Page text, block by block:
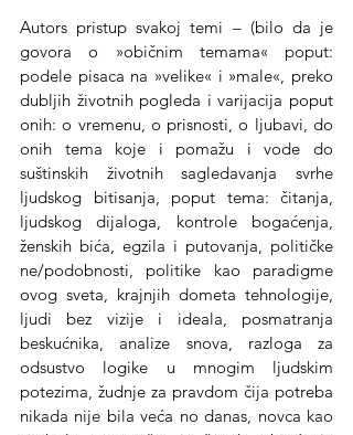
Autors pristup svakoj temi – (bilo da je
govora o »običnim temama« poput:
podele pisaca na »velike« i »male«, preko
dubljih životnih pogleda i varijacija poput
onih: o vremenu, o prisnosti, o ljubavi, do
onih tema koje i pomažu i vode do
suštinskih životnih sagledavanja svrhe
ljudskog bitisanja, poput tema: čitanja,
ljudskog dijaloga, kontrole bogaćenja,
ženskih bića, egzila i putovanja, političke
ne/podobnosti, politike kao paradigme
ovog sveta, krajnjih dometa tehnologije,
ljudi bez vizije i ideala, posmatranja
beskućnika, analize snova, razloga za
odsustvo logike u mnogim ljudskim
potezima, žudnje za pravdom čija potreba
nikada nije bila veća no danas, novca kao